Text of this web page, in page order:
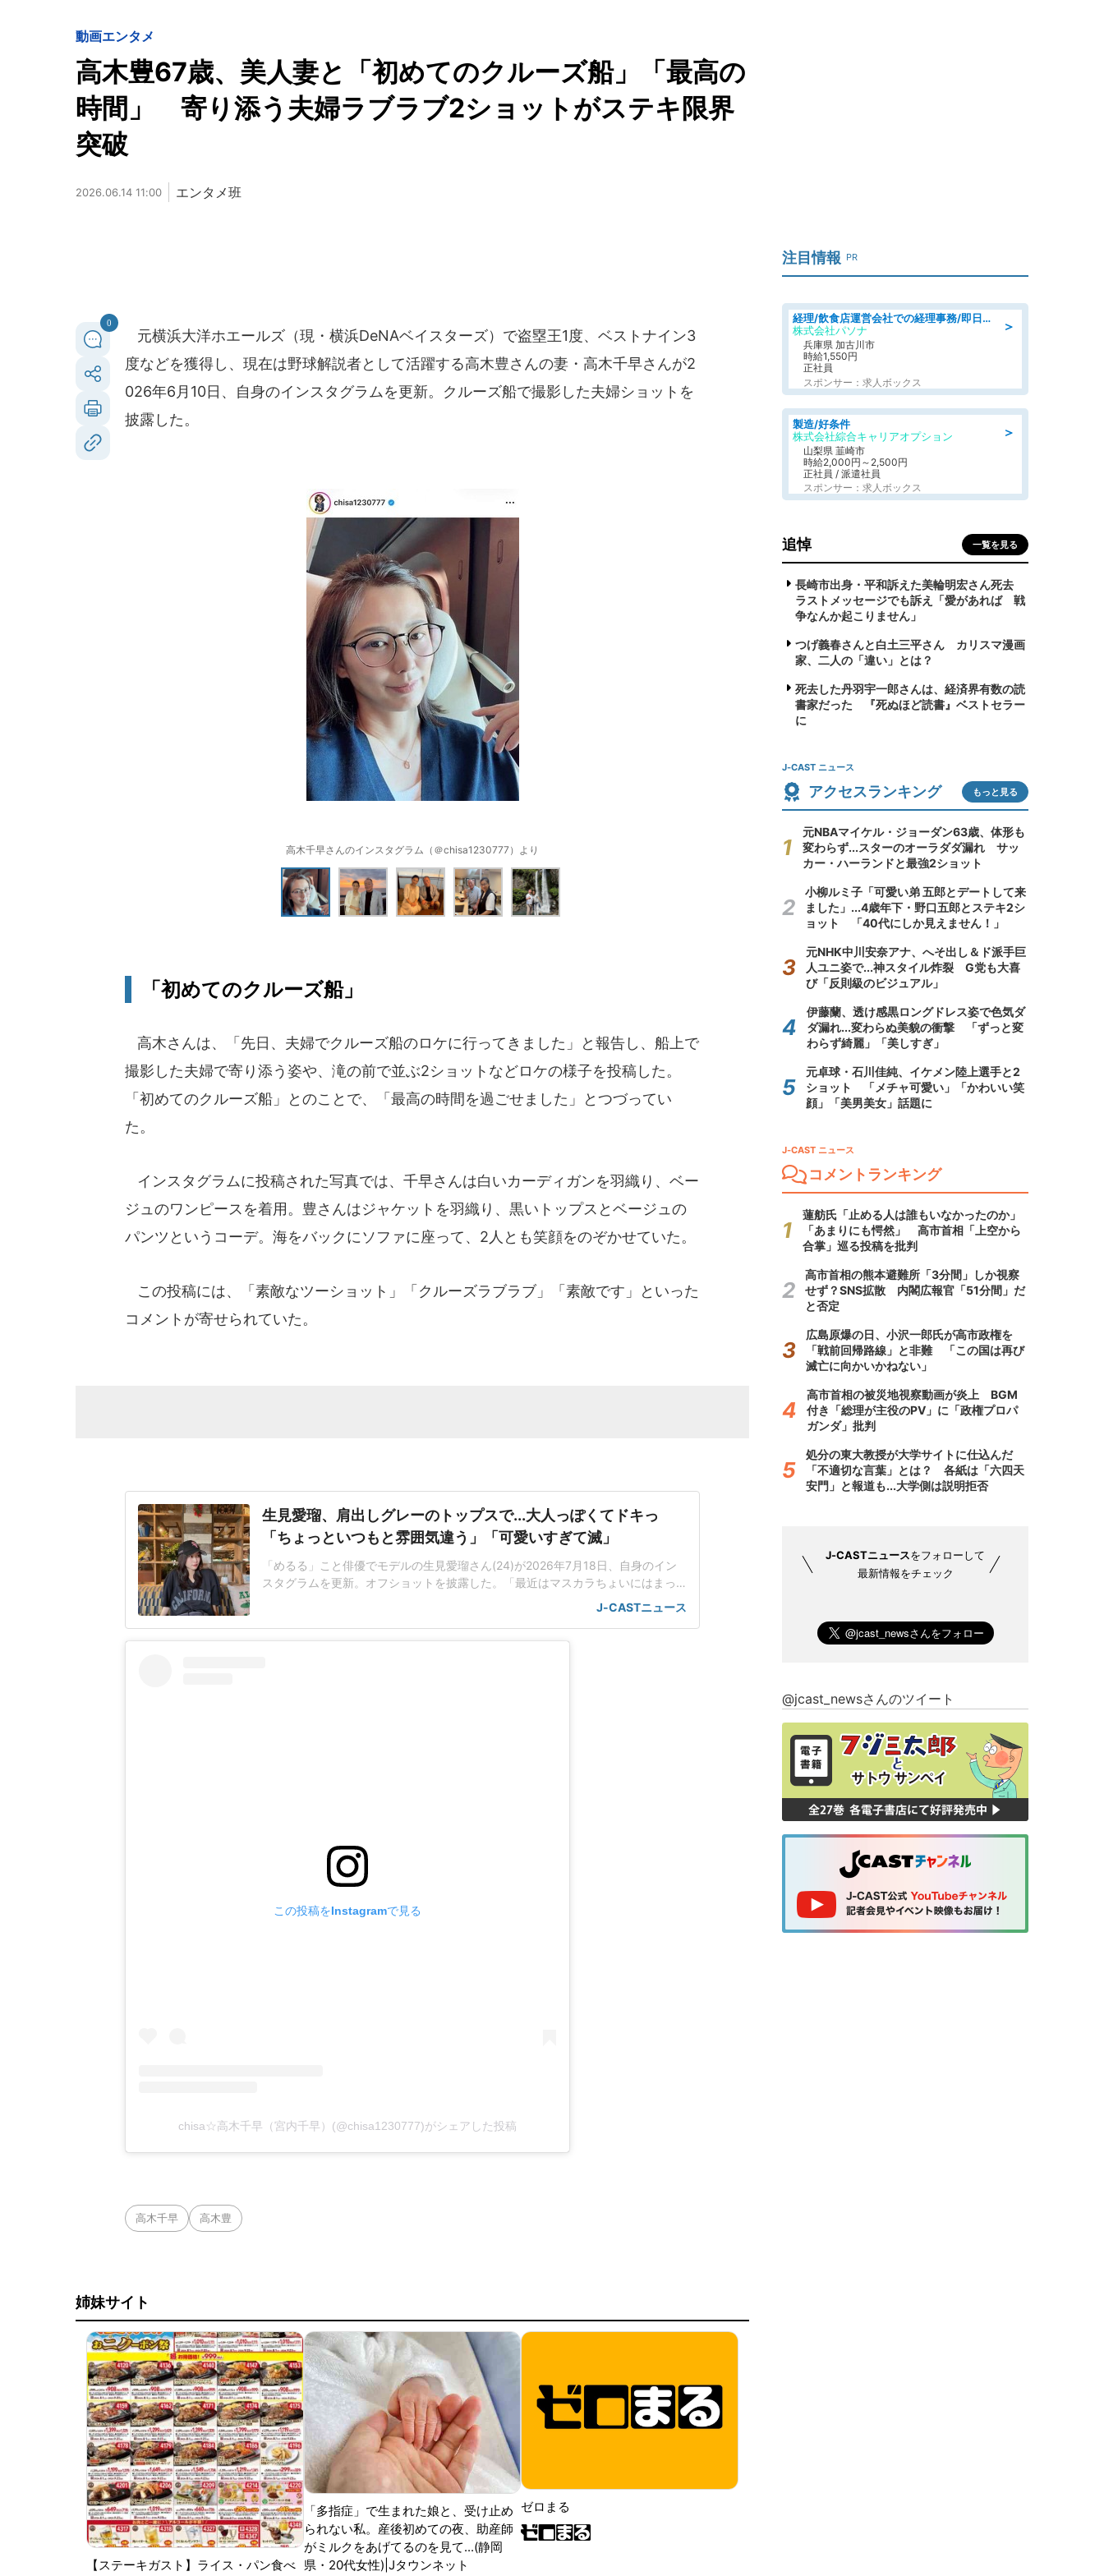
動画エンタメ
高木豊67歳、美人妻と「初めてのクルーズ船」「最高の
時間」 寄り添う夫婦ラブラブ2ショットがステキ限界
突破
2026.06.14 11:00 エンタメ班
0
元横浜大洋ホエールズ（現・横浜DeNAベイスターズ）で盗塁王1度、ベストナイン3
度などを獲得し、現在は野球解説者として活躍する高木豊さんの妻・高木千早さんが2
026年6月10日、自身のインスタグラムを更新。クルーズ船で撮影した夫婦ショットを
披露した。
高木千早さんのインスタグラム（＠chisa1230777）より
「初めてのクルーズ船」
高木さんは、「先日、夫婦でクルーズ船のロケに行ってきました」と報告し、船上で
撮影した夫婦で寄り添う姿や、滝の前で並ぶ2ショットなどロケの様子を投稿した。
「初めてのクルーズ船」とのことで、「最高の時間を過ごせました」とつづってい
た。
インスタグラムに投稿された写真では、千早さんは白いカーディガンを羽織り、ベー
ジュのワンピースを着用。豊さんはジャケットを羽織り、黒いトップスとベージュの
パンツというコーデ。海をバックにソファに座って、2人とも笑顔をのぞかせていた。
この投稿には、「素敵なツーショット」「クルーズラブラブ」「素敵です」といった
コメントが寄せられていた。
生見愛瑠、肩出しグレーのトップスで...大人っぽくてドキっ
「ちょっといつもと雰囲気違う」「可愛いすぎて滅」
「めるる」こと俳優でモデルの生見愛瑠さん(24)が2026年7月18日、自身のイン
スタグラムを更新。オフショットを披露した。「最近はマスカラちょいにはまっ
てます」生見さんは、「まつぱしてくるくるなので 最近はマスカラちょいにはま
ってます」といい、メイクアップした姿の写真と動画を投稿した。インスタグラ
J-CASTニュース
この投稿をInstagramで見る
chisa☆高木千早（宮内千早）(@chisa1230777)がシェアした投稿
高木千早 高木豊
姉妹サイト
【ステーキガスト】ライス・パン食べ
「多指症」で生まれた娘と、受け止め
られない私。産後初めての夜、助産師
がミルクをあげてるのを見て...(静岡
県・20代女性)|Jタウンネット
ゼロまる
注目情報 PR
＞
経理/飲食店運営会社での経理事務/即日勤務可/車通勤可/経理/一般事務
株式会社パソナ
兵庫県 加古川市
時給1,550円
正社員
スポンサー：求人ボックス
＞
製造/好条件
株式会社綜合キャリアオプション
山梨県 韮崎市
時給2,000円～2,500円
正社員 / 派遣社員
スポンサー：求人ボックス
追悼 一覧を見る
長崎市出身・平和訴えた美輪明宏さん死去
ラストメッセージでも訴え「愛があれば 戦
争なんか起こりません」
つげ義春さんと白土三平さん カリスマ漫画
家、二人の「違い」とは？
死去した丹羽宇一郎さんは、経済界有数の読
書家だった 『死ぬほど読書』ベストセラー
に
J-CAST ニュース
アクセスランキング もっと見る
元NBAマイケル・ジョーダン63歳、体形も
変わらず...スターのオーラダダ漏れ サッ
カー・ハーランドと最強2ショット
小柳ルミ子「可愛い弟 五郎とデートして来
ました」...4歳年下・野口五郎とステキ2シ
ョット 「40代にしか見えません！」
元NHK中川安奈アナ、へそ出し＆ド派手巨
人ユニ姿で...神スタイル炸裂 G党も大喜
び「反則級のビジュアル」
伊藤蘭、透け感黒ロングドレス姿で色気ダ
ダ漏れ...変わらぬ美貌の衝撃 「ずっと変
わらず綺麗」「美しすぎ」
元卓球・石川佳純、イケメン陸上選手と2
ショット 「メチャ可愛い」「かわいい笑
顔」「美男美女」話題に
J-CAST ニュース
コメントランキング
蓮舫氏「止める人は誰もいなかったのか」
「あまりにも愕然」 高市首相「上空から
合掌」巡る投稿を批判
高市首相の熊本避難所「3分間」しか視察
せず？SNS拡散 内閣広報官「51分間」だ
と否定
広島原爆の日、小沢一郎氏が高市政権を
「戦前回帰路線」と非難 「この国は再び
滅亡に向かいかねない」
高市首相の被災地視察動画が炎上 BGM
付き「総理が主役のPV」に「政権プロパ
ガンダ」批判
処分の東大教授が大学サイトに仕込んだ
「不適切な言葉」とは？ 各紙は「六四天
安門」と報道も...大学側は説明拒否
J-CASTニュースをフォローして
最新情報をチェック
@jcast_newsさんのツイート